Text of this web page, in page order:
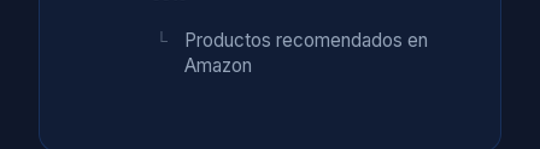
Productos recomendados en
Amazon